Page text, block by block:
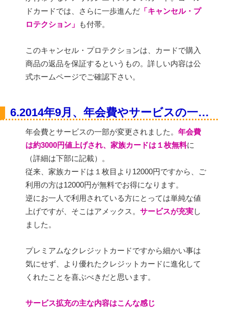
ドカードでは、さらに一歩進んだ 「キャンセル・プ
ロテクション」
も付帯。
このキャンセル・プロテクションは、カードで購入
商品の返品を保証するというもの。詳しい内容は公
式ホームページでご確認下さい。
6.2014年9月、年会費やサービスの一部変更
年会費とサービスの一部が変更されました。 年会費
は約3000円値上げされ、家族カードは１枚無料に
（詳細は下部に記載）。
従来、家族カードは１枚目より12000円ですから、ご
利用の方は12000円が無料でお得になります。
逆にお一人で利用されている方にとっては単純な値
上げですが、そこはアメックス。 サービスが充実し
ました。
プレミアムなクレジットカードですから細かい事は
気にせず、より優れたクレジットカードに進化して
くれたことを喜ぶべきだと思います。
サービス拡充の主な内容はこんな感じ